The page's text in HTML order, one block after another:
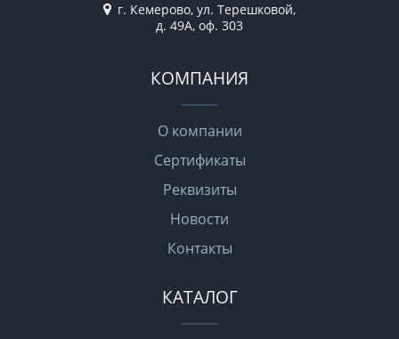
г. Кемерово, ул. Терешковой,
д. 49А, оф. 303
КОМПАНИЯ
О компании
Сертификаты
Реквизиты
Новости
Контакты
КАТАЛОГ